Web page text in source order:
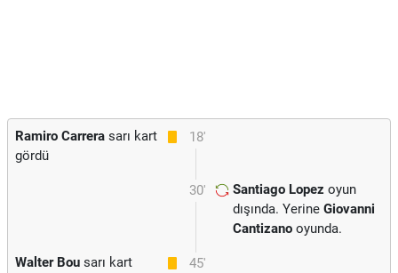
18'
Ramiro Carrera sarı kart
gördü
30' Santiago Lopez oyun
dışında. Yerine Giovanni
Cantizano oyunda.
45'
Walter Bou sarı kart